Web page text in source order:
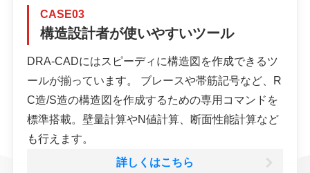
CASE03
構造設計者が使いやすいツール
DRA-CADにはスピーディに構造図を作成できるツ
ールが揃っています。 ブレースや帯筋記号など、R
C造/S造の構造図を作成するための専用コマンドを
標準搭載。壁量計算やN値計算、断面性能計算など
も行えます。
詳しくはこちら